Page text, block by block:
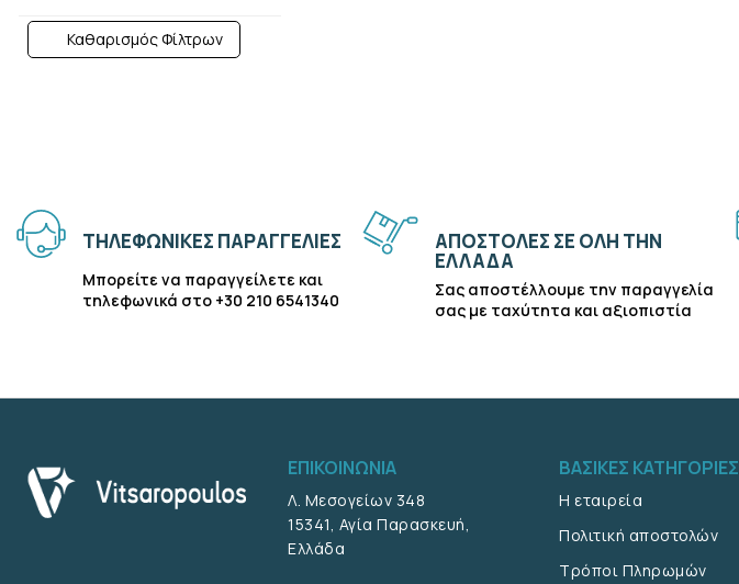
Καθαρισμός Φίλτρων
ΤΗΛΕΦΩΝΙΚΕΣ ΠΑΡΑΓΓΕΛΙΕΣ
Μπορείτε να παραγγείλετε και
τηλεφωνικά στο +30 210 6541340
ΑΠΟΣΤΟΛΕΣ ΣΕ ΟΛΗ ΤΗΝ
ΕΛΛΑΔΑ
Σας αποστέλλουμε την παραγγελία
σας με ταχύτητα και αξιοπιστία
ΕΠΙΚΟΙΝΩΝΙΑ
Λ. Μεσογείων 348
15341, Αγία Παρασκευή,
Ελλάδα
ΒΑΣΙΚΕΣ ΚΑΤΗΓΟΡΙΕΣ
Η εταιρεία
Πολιτική αποστολών
Τρόποι Πληρωμών